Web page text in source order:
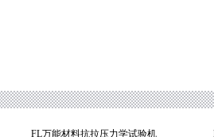
FL万能材料抗拉压力学试验机